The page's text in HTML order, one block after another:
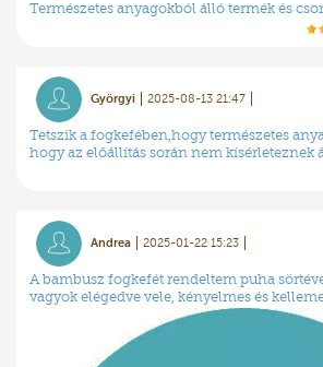
Természetes anyagokból álló termék és
Györgyi 2025-08-13 21:47
Tetszik a fogkefében,hogy természetes
hogy az előállítás során nem kísérleteznek
Andrea 2025-01-22 15:23
A bambusz fogkefét rendeltem puha
vagyok elégedve vele, kényelmes és